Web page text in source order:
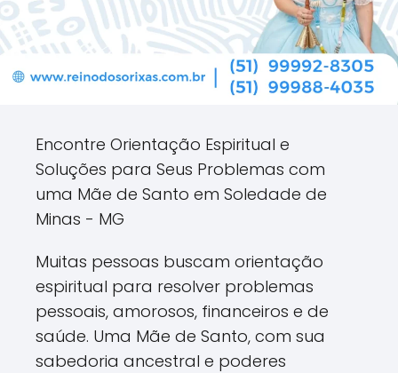
Encontre Orientação Espiritual e
Soluções para Seus Problemas com
uma Mãe de Santo em Soledade de
Minas - MG
Muitas pessoas buscam orientação
espiritual para resolver problemas
pessoais, amorosos, financeiros e de
saúde. Uma Mãe de Santo, com sua
sabedoria ancestral e poderes